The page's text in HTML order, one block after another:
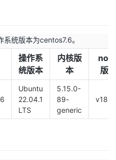
统版本为centos7.6。
操作系
统版本
内核版
本
版本
Ubuntu
22.04.1
LTS
5.15.0-
89-
generic